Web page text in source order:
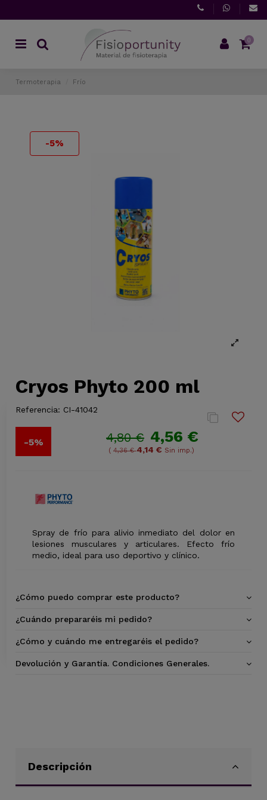
0
Termoterapia Frío
-5%
Cryos Phyto 200 ml
Referencia: CI-41042
-5% 4,80 € 4,56 €
( 4,36 €4,14 € Sin imp.)
Spray de frío para alivio inmediato del dolor en
lesiones musculares y articulares. Efecto frío
medio, ideal para uso deportivo y clínico.
¿Cómo puedo comprar este producto?
¿Cuándo prepararéis mi pedido?
¿Cómo y cuándo me entregaréis el pedido?
Devolución y Garantía. Condiciones Generales.
Descripción